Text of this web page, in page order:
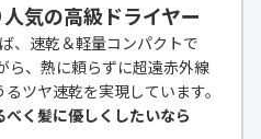
気の高級ドライヤー
、速乾＆軽量コンパクトで
ら、熱に頼らずに超遠赤外線
ツヤ速乾を実現しています。
く髪に優しくしたいなら